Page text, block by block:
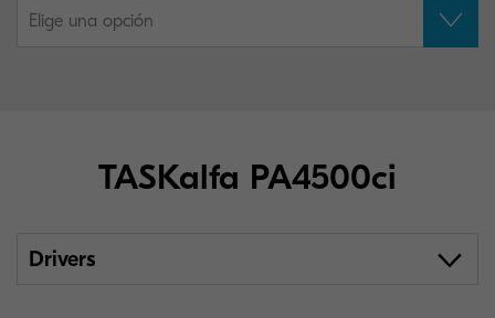
Elige una opción
TASKalfa PA4500ci
Drivers